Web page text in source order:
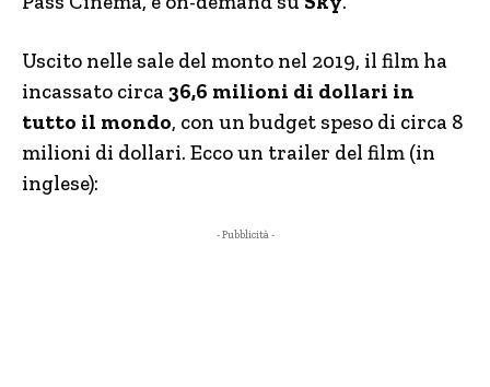
Uscito nelle sale del monto nel 2019, il film ha
incassato circa36,6 milioni di dollari in
tutto il mondo, con un budget speso di circa 8
milioni di dollari. Ecco un trailer del film (in
inglese):
- Pubblicità -